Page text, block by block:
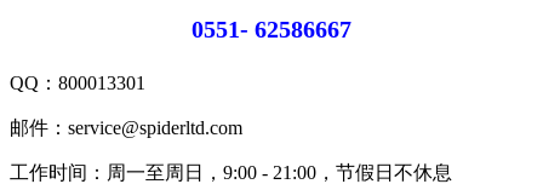
0551- 62586667
QQ： 800013301
邮件：service@spiderltd.com
工作时间：周一至周日，9:00 - 21:00，节假日不休息